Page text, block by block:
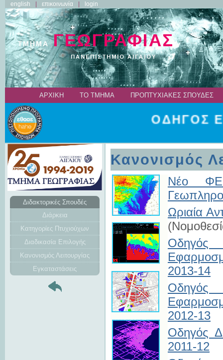
english επικοινωνία login
ΑΡΧΙΚΗ ΤΟ ΤΜΗΜΑ ΠΡΟΠΤΥΧΙΑΚΕΣ ΣΠΟΥΔΕΣ
ΟΔΗΓΟΣ
Διδακτορικές Σπουδές
Διάρκεια
Κατηγορίες Πτυχιούχων
Διαδικασία Επιλογής
Κανονισμός Λειτουργίας
Εγκαταστάσεις
Κανονισμός
Νέο
Ωριαία
2013-14
2012-13
Οδηγός
2011-12